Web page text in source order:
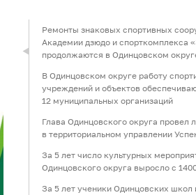
Ремонты знаковых спортивных
Академии дзюдо и спорткомплекса
продолжаются в Одинцовском
В Одинцовском округе работу
учреждений и объектов
12 муниципальных организаций
Глава Одинцовского округа провел
в территориальном управлении
За 5 лет число культурных
Одинцовского округа выросло с
За 5 лет ученики Одинцовских школ